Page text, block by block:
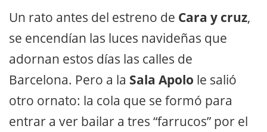
Un rato antes del estreno de Cara y cruz,
se encendían las luces navideñas que
adornan estos días las calles de
Barcelona. Pero a la Sala Apolo le salió
otro ornato: la cola que se formó para
entrar a ver bailar a tres “farrucos” por el